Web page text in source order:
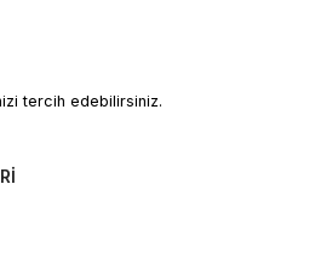
tercih edebilirsiniz.